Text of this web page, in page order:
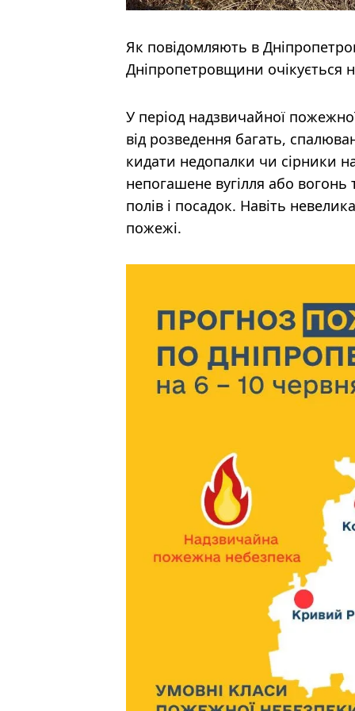
Як повідомляють в
Дніпропетровщини очікується
У період надзвичайної
від розведення багать,
кидати недопалки чи сірники
непогашене вугілля або вогонь
полів і посадок. Навіть
пожежі.